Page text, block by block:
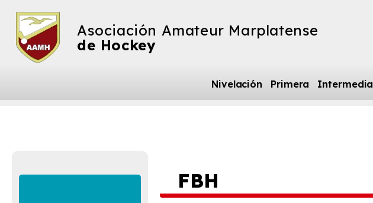
Asociación Amateur Marplatense
de Hockey
Nivelación Primera Intermedia
FBH